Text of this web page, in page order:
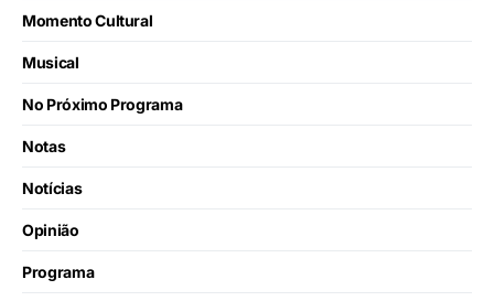
Momento Cultural
Musical
No Próximo Programa
Notas
Notícias
Opinião
Programa